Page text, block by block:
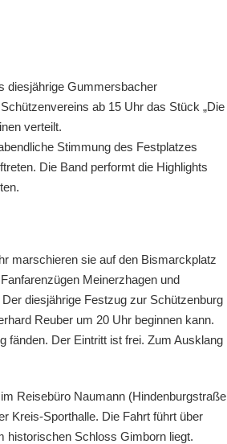
diesjährige Gummersbacher
ab 15 Uhr das Stück „Die
verteilt.
Stimmung des Festplatzes
Die Band performt die Highlights
marschieren sie auf den Bismarckplatz
Meinerzhagen und
diesjährige Festzug zur Schützenburg
Reuber um 20 Uhr beginnen kann.
fänden. Der Eintritt ist frei. Zum Ausklang
Reisebüro Naumann (Hindenburgstraße
Kreis-Sporthalle. Die Fahrt führt über
historischen Schloss Gimborn liegt.